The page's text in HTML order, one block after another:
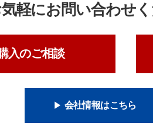
軽にお問い合わせ
入のご相談
会社情報はこちら